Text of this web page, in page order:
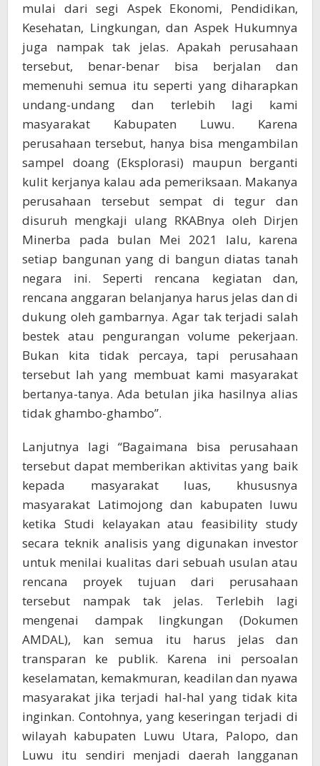
mulai dari segi Aspek Ekonomi, Pendidikan,
Kesehatan, Lingkungan, dan Aspek Hukumnya
juga nampak tak jelas. Apakah perusahaan
tersebut, benar-benar bisa berjalan dan
memenuhi semua itu seperti yang diharapkan
undang-undang dan terlebih lagi kami
masyarakat Kabupaten Luwu. Karena
perusahaan tersebut, hanya bisa mengambilan
sampel doang (Eksplorasi) maupun berganti
kulit kerjanya kalau ada pemeriksaan. Makanya
perusahaan tersebut sempat di tegur dan
disuruh mengkaji ulang RKABnya oleh Dirjen
Minerba pada bulan Mei 2021 lalu, karena
setiap bangunan yang di bangun diatas tanah
negara ini. Seperti rencana kegiatan dan,
rencana anggaran belanjanya harus jelas dan di
dukung oleh gambarnya. Agar tak terjadi salah
bestek atau pengurangan volume pekerjaan.
Bukan kita tidak percaya, tapi perusahaan
tersebut lah yang membuat kami masyarakat
bertanya-tanya. Ada betulan jika hasilnya alias
tidak ghambo-ghambo”.
Lanjutnya lagi “Bagaimana bisa perusahaan
tersebut dapat memberikan aktivitas yang baik
kepada masyarakat luas, khususnya
masyarakat Latimojong dan kabupaten luwu
ketika Studi kelayakan atau feasibility study
secara teknik analisis yang digunakan investor
untuk menilai kualitas dari sebuah usulan atau
rencana proyek tujuan dari perusahaan
tersebut nampak tak jelas. Terlebih lagi
mengenai dampak lingkungan (Dokumen
AMDAL), kan semua itu harus jelas dan
transparan ke publik. Karena ini persoalan
keselamatan, kemakmuran, keadilan dan nyawa
masyarakat jika terjadi hal-hal yang tidak kita
inginkan. Contohnya, yang keseringan terjadi di
wilayah kabupaten Luwu Utara, Palopo, dan
Luwu itu sendiri menjadi daerah langganan